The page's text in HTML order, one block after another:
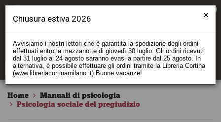
Home
Manuali di psicologia
Psicologia sociale del pregiudizio
Chiusura estiva 2026
Avvisiamo i nostri lettori che è garantita la spedizione degli ordini
effettuati entro la mezzanotte di giovedì 30 luglio. Gli ordini ricevuti
dal 31 luglio al 24 agosto saranno evasi a partire dal 25 agosto. In
alternativa, è possibile effettuare gli ordini tramite la Libreria Cortina
(www.libreriacortinamilano.it) Buone vacanze!